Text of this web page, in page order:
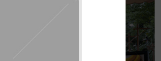
gấp rút trong 35 ngày,